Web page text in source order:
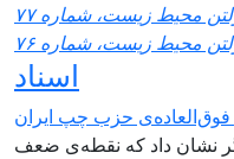
محیط زیست، شماره ۷۷
محیط زیست، شماره ۷۶
اسناد
حزب چپ ایران
دی‌ماه ۱۴۰۴ بار دیگر نشان داد که نقطه‌ی ضعف